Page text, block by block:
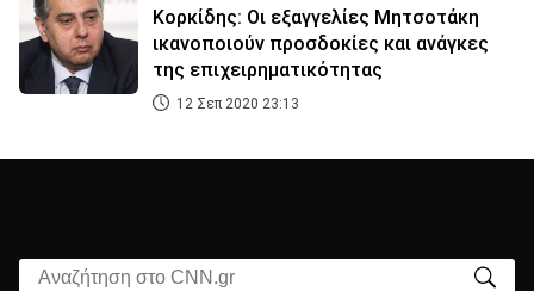
Κορκίδης: Οι εξαγγελίες Μητσοτάκη
ικανοποιούν προσδοκίες και ανάγκες
της επιχειρηματικότητας
12 Σεπ 2020 23:13
Αναζήτηση στο CNN.gr